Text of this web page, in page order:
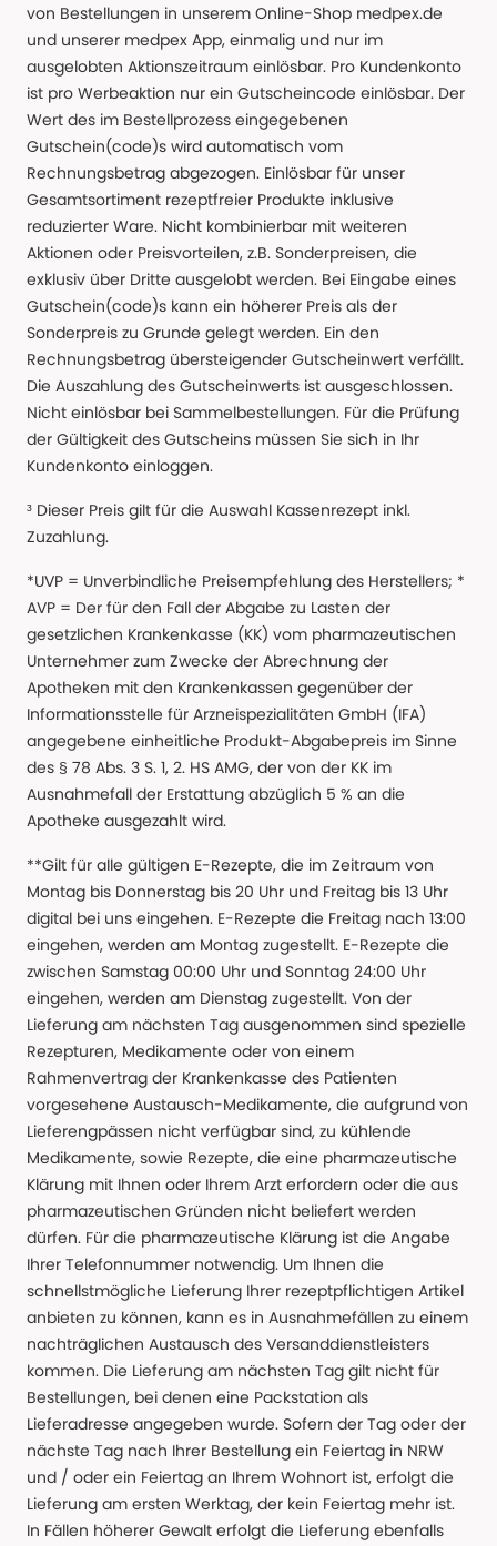
von Bestellungen in unserem Online-Shop medpex.de
und unserer medpex App, einmalig und nur im
ausgelobten Aktionszeitraum einlösbar. Pro Kundenkonto
ist pro Werbeaktion nur ein Gutscheincode einlösbar. Der
Wert des im Bestellprozess eingegebenen
Gutschein(code)s wird automatisch vom
Rechnungsbetrag abgezogen. Einlösbar für unser
Gesamtsortiment rezeptfreier Produkte inklusive
reduzierter Ware. Nicht kombinierbar mit weiteren
Aktionen oder Preisvorteilen, z.B. Sonderpreisen, die
exklusiv über Dritte ausgelobt werden. Bei Eingabe eines
Gutschein(code)s kann ein höherer Preis als der
Sonderpreis zu Grunde gelegt werden. Ein den
Rechnungsbetrag übersteigender Gutscheinwert verfällt.
Die Auszahlung des Gutscheinwerts ist ausgeschlossen.
Nicht einlösbar bei Sammelbestellungen. Für die Prüfung
der Gültigkeit des Gutscheins müssen Sie sich in Ihr
Kundenkonto einloggen.
³ Dieser Preis gilt für die Auswahl Kassenrezept inkl.
Zuzahlung.
*UVP = Unverbindliche Preisempfehlung des Herstellers; *
AVP = Der für den Fall der Abgabe zu Lasten der
gesetzlichen Krankenkasse (KK) vom pharmazeutischen
Unternehmer zum Zwecke der Abrechnung der
Apotheken mit den Krankenkassen gegenüber der
Informationsstelle für Arzneispezialitäten GmbH (IFA)
angegebene einheitliche Produkt-Abgabepreis im Sinne
des § 78 Abs. 3 S. 1, 2. HS AMG, der von der KK im
Ausnahmefall der Erstattung abzüglich 5 % an die
Apotheke ausgezahlt wird.
**Gilt für alle gültigen E-Rezepte, die im Zeitraum von
Montag bis Donnerstag bis 20 Uhr und Freitag bis 13 Uhr
digital bei uns eingehen. E-Rezepte die Freitag nach 13:00
eingehen, werden am Montag zugestellt. E-Rezepte die
zwischen Samstag 00:00 Uhr und Sonntag 24:00 Uhr
eingehen, werden am Dienstag zugestellt. Von der
Lieferung am nächsten Tag ausgenommen sind spezielle
Rezepturen, Medikamente oder von einem
Rahmenvertrag der Krankenkasse des Patienten
vorgesehene Austausch-Medikamente, die aufgrund von
Lieferengpässen nicht verfügbar sind, zu kühlende
Medikamente, sowie Rezepte, die eine pharmazeutische
Klärung mit Ihnen oder Ihrem Arzt erfordern oder die aus
pharmazeutischen Gründen nicht beliefert werden
dürfen. Für die pharmazeutische Klärung ist die Angabe
Ihrer Telefonnummer notwendig. Um Ihnen die
schnellstmögliche Lieferung Ihrer rezeptpflichtigen Artikel
anbieten zu können, kann es in Ausnahmefällen zu einem
nachträglichen Austausch des Versanddienstleisters
kommen. Die Lieferung am nächsten Tag gilt nicht für
Bestellungen, bei denen eine Packstation als
Lieferadresse angegeben wurde. Sofern der Tag oder der
nächste Tag nach Ihrer Bestellung ein Feiertag in NRW
und / oder ein Feiertag an Ihrem Wohnort ist, erfolgt die
Lieferung am ersten Werktag, der kein Feiertag mehr ist.
In Fällen höherer Gewalt erfolgt die Lieferung ebenfalls